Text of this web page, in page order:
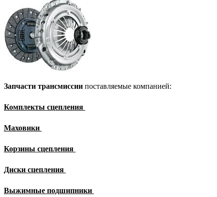
Запчасти трансмиссии поставляемые компанией:
Комплекты сцепления
Маховики
Корзины сцепления
Диски сцепления
Выжимные подшипники